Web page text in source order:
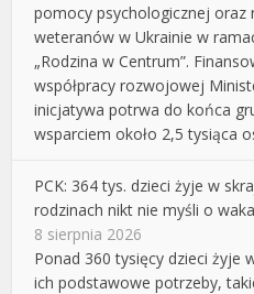
pomocy psychologicznej oraz
weteranów w Ukrainie w
„Rodzina w Centrum”.
współpracy rozwojowej
inicjatywa potrwa do końca
wsparciem około 2,5 tysiąca
PCK: 364 tys. dzieci żyje w
rodzinach nikt nie myśli o
8 sierpnia 2026
Ponad 360 tysięcy dzieci żyje
ich podstawowe potrzeby,